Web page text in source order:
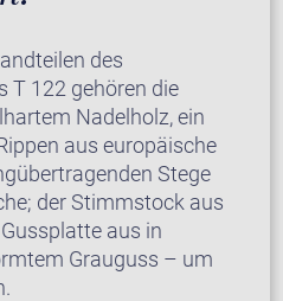
des
T 122 gehören die
Nadelholz, ein
aus europäische
Stege
der Stimmstock aus
aus in
Grauguss – um